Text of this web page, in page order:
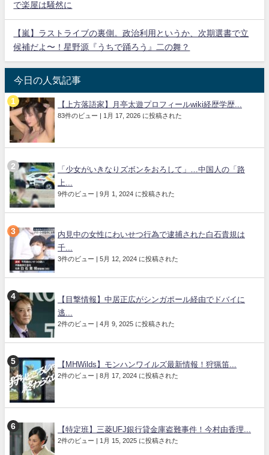
で楽屋は騒然に
【嵐】ラストライブの裏側。政治利用というか、次期選書で立
候補だよ〜！星野源『うちで踊ろう』二の舞？
今日の人気記事
【上方落語家】月亭太遊プロフィールwiki経歴学歴...
83件のビュー | 1月 17, 2026 に投稿された
「少女がいきなりズボンをおろして」…中国人の「路
上...
9件のビュー | 9月 1, 2024 に投稿された
内見中の女性にわいせつ行為で逮捕された白石貴規は
千...
3件のビュー | 5月 12, 2024 に投稿された
【目撃情報】中居正広がシンガポール経由でドバイに
逃...
2件のビュー | 4月 9, 2025 に投稿された
【MHWilds】モンハンワイルズ最新情報！狩猟笛...
2件のビュー | 8月 17, 2024 に投稿された
【特定班】三菱UFJ銀行貸金庫盗難事件！今村由香理...
2件のビュー | 1月 15, 2025 に投稿された